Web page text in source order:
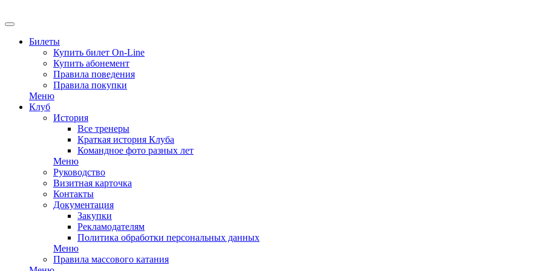
Билеты
Купить билет On-Line
Купить абонемент
Правила поведения
Правила покупки
Меню
Клуб
История
Все тренеры
Краткая история Клуба
Командное фото разных лет
Меню
Руководство
Визитная карточка
Контакты
Документация
Закупки
Рекламодателям
Политика обработки персональных данных
Меню
Правила массового катания